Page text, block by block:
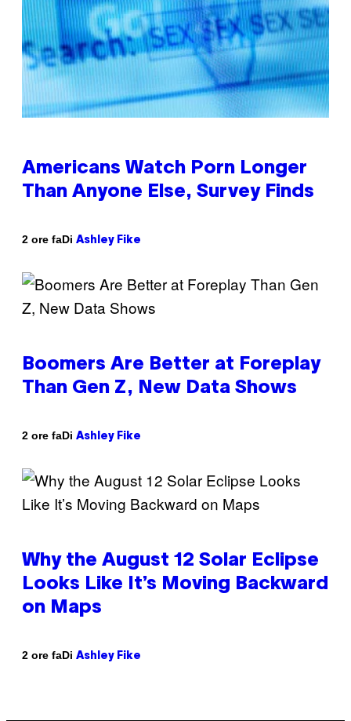
Americans Watch Porn Longer
Than Anyone Else, Survey Finds
2 ore faDi Ashley Fike
Boomers Are Better at Foreplay
Than Gen Z, New Data Shows
2 ore faDi Ashley Fike
Why the August 12 Solar Eclipse
Looks Like It’s Moving Backward
on Maps
2 ore faDi Ashley Fike